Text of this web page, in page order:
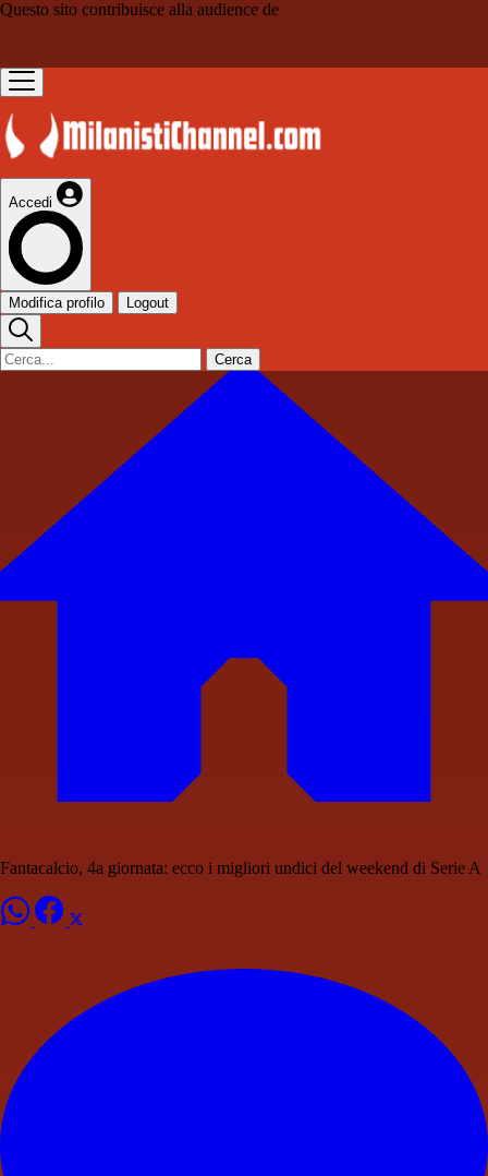
Questo sito contribuisce alla audience de
Accedi
Modifica profilo Logout
Cerca
Fantacalcio, 4a giornata: ecco i migliori undici del weekend di Serie A